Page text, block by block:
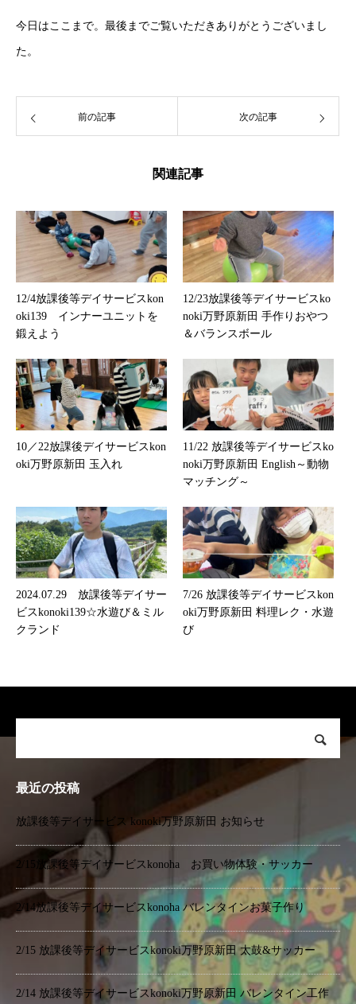
今日はここまで。最後までご覧いただきありがとうございまし
た。
前の記事 次の記事
関連記事
12/4放課後等デイサービスkon
oki139 インナーユニットを
鍛えよう
12/23放課後等デイサービスko
noki万野原新田 手作りおやつ
＆バランスボール
10／22放課後デイサービスkon
oki万野原新田 玉入れ
11/22 放課後等デイサービスko
noki万野原新田 English～動物
マッチング～
2024.07.29 放課後等デイサー
ビスkonoki139☆水遊び＆ミル
クランド
7/26 放課後等デイサービスkon
oki万野原新田 料理レク・水遊
び
最近の投稿
放課後等デイサービス konoki万野原新田 お知らせ
2/15放課後等デイサービスkonoha お買い物体験・サッカー
2/14放課後等デイサービスkonoha バレンタインお菓子作り
2/15 放課後等デイサービスkonoki万野原新田 太鼓&サッカー
2/14 放課後等デイサービスkonoki万野原新田 バレンタイン工作